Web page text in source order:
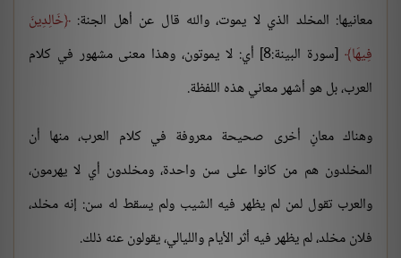
معانيها: المخلد الذي لا يموت، والله قال عن أهل الجنة: خَالِدِينَ
فِيهَا
[سورة البينة:8] أي: لا يموتون، وهذا معنى مشهور في كلام
العرب، بل هو أشهر معاني هذه اللفظة.
وهناك معانٍ أخرى صحيحة معروفة في كلام العرب، منها أن
المخلدون هم من كانوا على سن واحدة، ومخلدون أي لا يهرمون،
والعرب تقول لمن لم يظهر فيه الشيب ولم يسقط له سن: إنه مخلد،
فلان مخلد، لم يظهر فيه أثر الأيام والليالي، يقولون عنه ذلك.